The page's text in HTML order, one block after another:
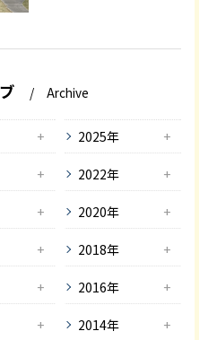
Archive
2025年
2022年
2020年
2018年
2016年
2014年